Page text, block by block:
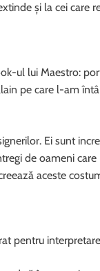
și la cei care
ul lui Maestro:
pe care l-am
Ei sunt
de oameni care
aceste
pentru